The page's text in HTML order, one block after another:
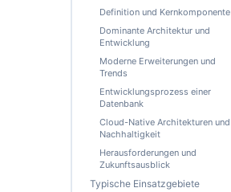
Definition und Kernkomponente
Dominante Architektur und
Entwicklung
Moderne Erweiterungen und
Trends
Entwicklungsprozess einer
Datenbank
Cloud-Native Architekturen und
Nachhaltigkeit
Herausforderungen und
Zukunftsausblick
Typische Einsatzgebiete